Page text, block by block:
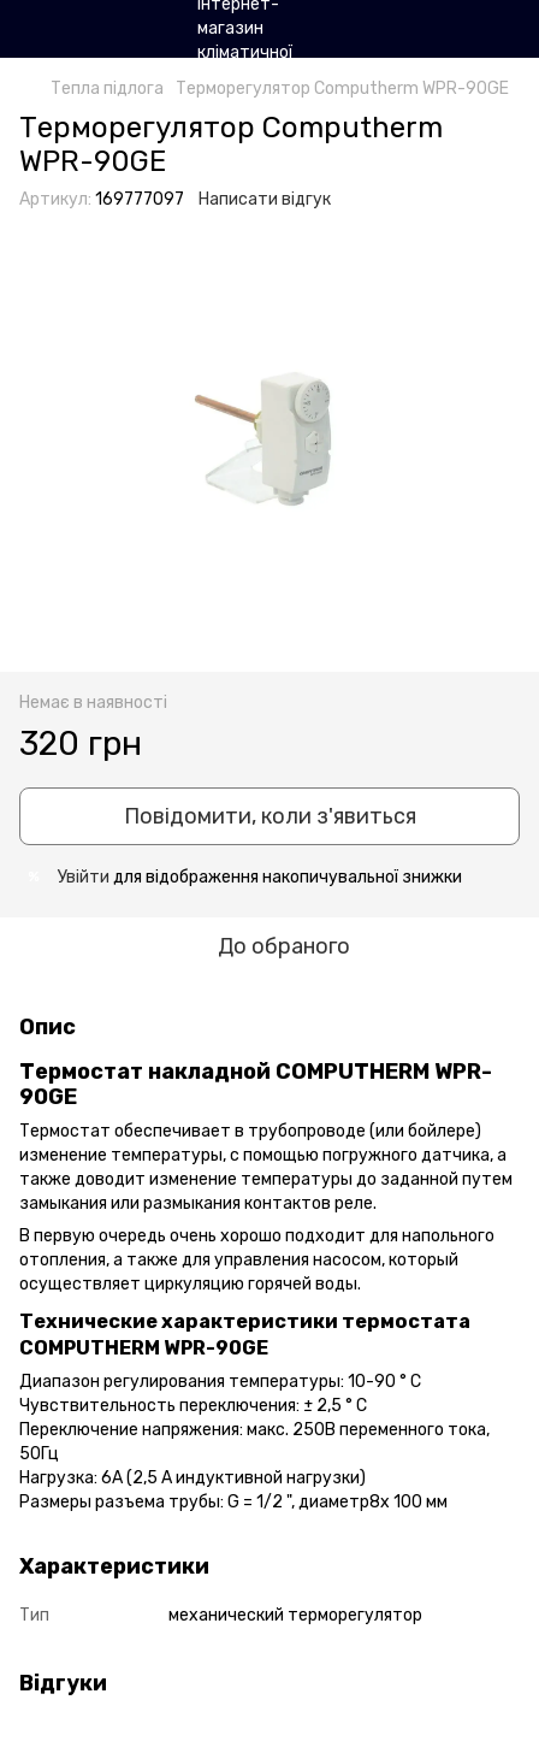
Тепла підлога Терморегулятор Computherm WPR-90GE
Терморегулятор Computherm
WPR-90GE
Артикул: 169777097 Написати відгук
Немає в наявності
320 грн
Повідомити, коли з'явиться
Увійти для відображення накопичувальної знижки
До обраного
Опис
Термостат накладной COMPUTHERM WPR-
90GE
Термостат обеспечивает в трубопроводе (или бойлере)
изменение температуры, с помощью погружного датчика, а
также доводит изменение температуры до заданной путем
замыкания или размыкания контактов реле.
В первую очередь очень хорошо подходит для напольного
отопления, а также для управления насосом, который
осуществляет циркуляцию горячей воды.
Технические характеристики термостата
COMPUTHERM WPR-90GE
Диапазон регулирования температуры: 10-90 ° C
Чувствительность переключения: ± 2,5 ° C
Переключение напряжения: макс. 250В переменного тока,
50Гц
Нагрузка: 6А (2,5 А индуктивной нагрузки)
Размеры разъема трубы: G = 1/2 ", диаметр8х 100 мм
Характеристики
Тип механический терморегулятор
Відгуки